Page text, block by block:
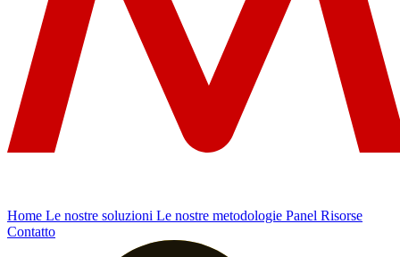
Home Le nostre soluzioni Le nostre metodologie Panel Risorse
Contatto